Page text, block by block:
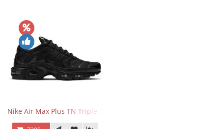
Nike Air Max Plus TN Triple Black